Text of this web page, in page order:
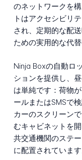
のネットワークを
トはアクセシビリ
され、定期的な配
ための実用的な代
Ninja Boxの自動ロ
ションを提供し、
は単純です：荷物
ールまたはSMSで
カーのスクリーン
むキャビネットを
共交通機関のステ
に配置されています